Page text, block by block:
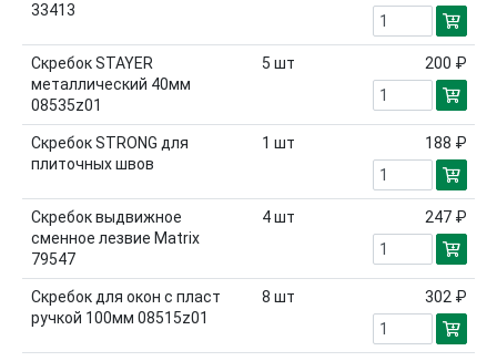
33413
Скребок STAYER
металлический 40мм
08535z01
5 шт 200 ₽
Скребок STRONG для
плиточных швов
1 шт 188 ₽
Скребок выдвижное
сменное лезвие Matrix
79547
4шт 247 ₽
Скребок для окон с пласт
ручкой 100мм 08515z01
8 шт 302 ₽